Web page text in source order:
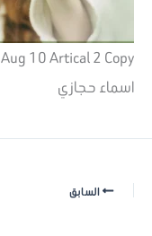
اسماء حجازي
السابق